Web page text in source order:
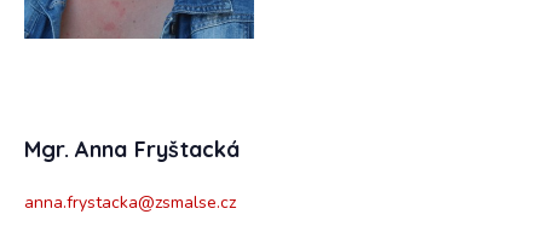
Mgr. Anna Fryštacká
anna.frystacka@zsmalse.cz